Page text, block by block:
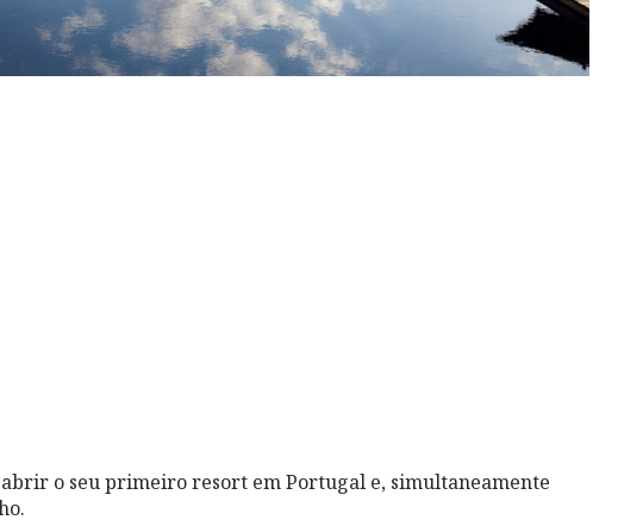
abrir o seu primeiro resort em Portugal e, simultaneamente